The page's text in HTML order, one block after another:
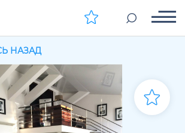
НАЗАД